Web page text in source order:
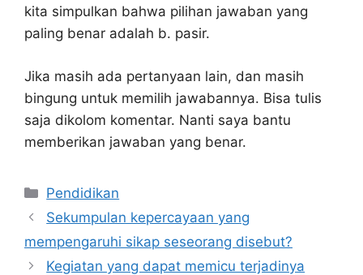
kita simpulkan bahwa pilihan jawaban yang
paling benar adalah b. pasir.
Jika masih ada pertanyaan lain, dan masih
bingung untuk memilih jawabannya. Bisa tulis
saja dikolom komentar. Nanti saya bantu
memberikan jawaban yang benar.
Kategori
Pendidikan
Sekumpulan kepercayaan yang
mempengaruhi sikap seseorang disebut?
Kegiatan yang dapat memicu terjadinya